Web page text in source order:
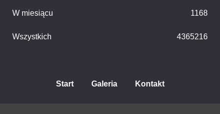
W miesiącu 1168
Wszystkich 4365216
Start Galeria Kontakt